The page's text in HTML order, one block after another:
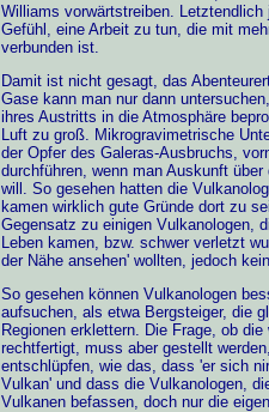
Williams vorwärtstreiben.
Gefühl, eine Arbeit zu tun, die mit
verbunden ist.
Damit ist nicht gesagt, das
Gase kann man nur dann
ihres Austritts in die Atmosphäre
Luft zu groß. Mikrogravimetrische
der Opfer des Galeras-Ausbruchs,
durchführen, wenn man Auskunft
will. So gesehen hatten die
kamen wirklich gute Gründe dort zu
Gegensatz zu einigen Vulkanologen,
Leben kamen, bzw. schwer verletzt
der Nähe ansehen' wollten, jedoch
So gesehen können Vulkanologen
aufsuchen, als etwa Bergsteiger, die
Regionen erklettern. Die Frage, ob
rechtfertigt, muss aber gestellt
entschlüpfen, wie das, dass 'er sich
Vulkan' und dass die Vulkanologen,
Vulkanen befassen, doch nur die